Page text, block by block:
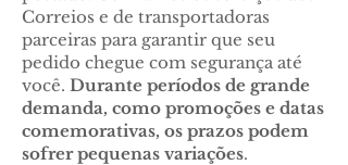
Correios e de transportadoras
parceiras para garantir que seu
pedido chegue com segurança até
você. Durante períodos de grande
demanda, como promoções e datas
comemorativas, os prazos podem
sofrer pequenas variações.